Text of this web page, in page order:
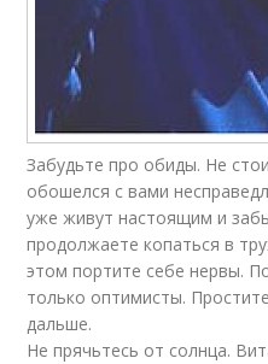
Забудьте про обиды. Не
обошелся с вами
уже живут настоящим и
продолжаете копаться в
этом портите себе нервы.
только оптимисты.
дальше.
Не прячьтесь от солнца.